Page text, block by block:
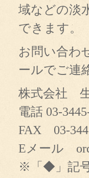
域などの淡
できます。
お問い合わ
ールでご連
株式会社
電話 03-
FAX 03-
Eメール
※「◆」記